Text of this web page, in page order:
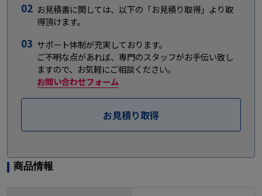
02 お見積書に関しては、以下の「お見積り取得」より取
得頂けます。
03 サポート体制が充実しております。
ご不明な点があれば、専門のスタッフがお手伝い致し
ますので、お気軽にご相談ください。
お問い合わせフォーム
お見積り取得
商品情報